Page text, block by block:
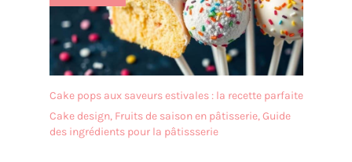
Cake pops aux saveurs estivales : la recette parfaite
Cake design, Fruits de saison en pâtisserie,Guide
des ingrédients pour la pâtissserie